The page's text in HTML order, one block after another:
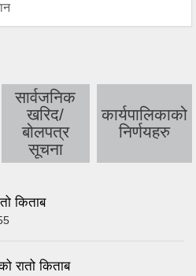
सार्वजनिक
खरिद/
बोलपत्र
सूचना
कार्यपालिकाको
निर्णयहरु
किताब
किताब